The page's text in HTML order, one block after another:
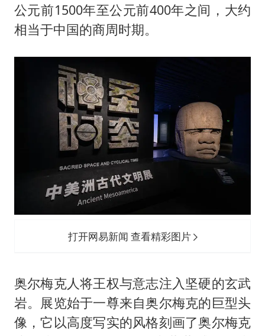
公元前1500年至公元前400年之间，大约
相当于中国的商周时期。
打开网易新闻 查看精彩图片
奥尔梅克人将王权与意志注入坚硬的玄武
岩。展览始于一尊来自奥尔梅克的巨型头
像，它以高度写实的风格刻画了奥尔梅克